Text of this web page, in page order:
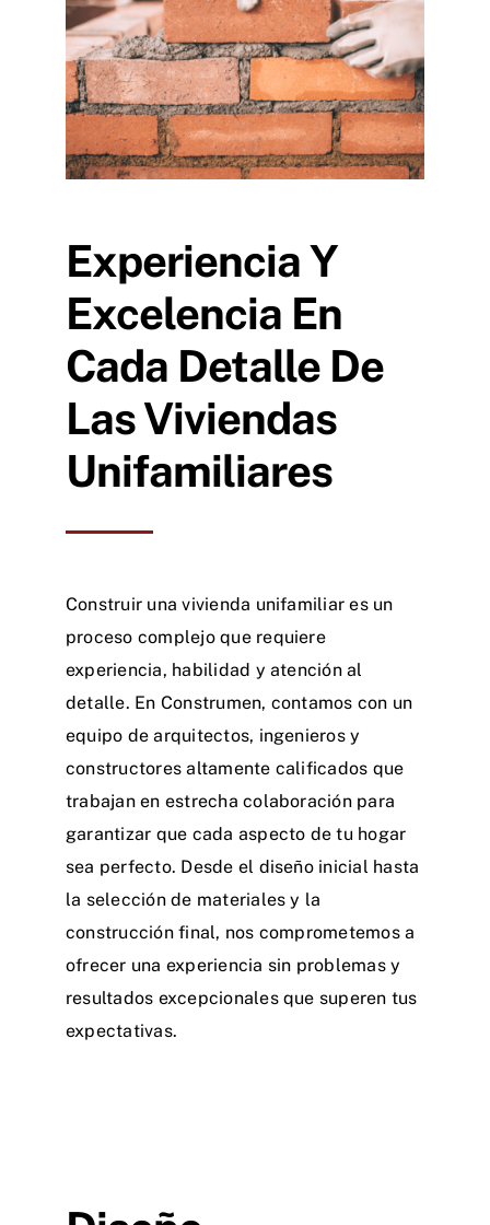
Experiencia Y
Excelencia En
Cada Detalle De
Las Viviendas
Unifamiliares
Construir una vivienda unifamiliar es un
proceso complejo que requiere
experiencia, habilidad y atención al
detalle. En Construmen, contamos con un
equipo de arquitectos, ingenieros y
constructores altamente calificados que
trabajan en estrecha colaboración para
garantizar que cada aspecto de tu hogar
sea perfecto. Desde el diseño inicial hasta
la selección de materiales y la
construcción final, nos comprometemos a
ofrecer una experiencia sin problemas y
resultados excepcionales que superen tus
expectativas.